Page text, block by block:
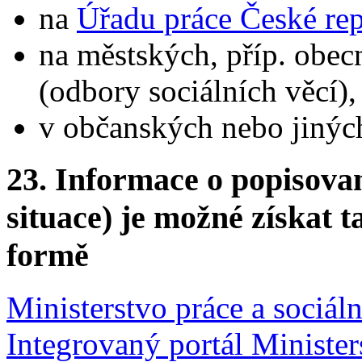
na Úřadu práce České
na městských, příp.
(odbory sociálních věcí),
v občanských nebo
23. Informace o
situace) je možné získat
formě
Ministerstvo práce a
Integrovaný portál